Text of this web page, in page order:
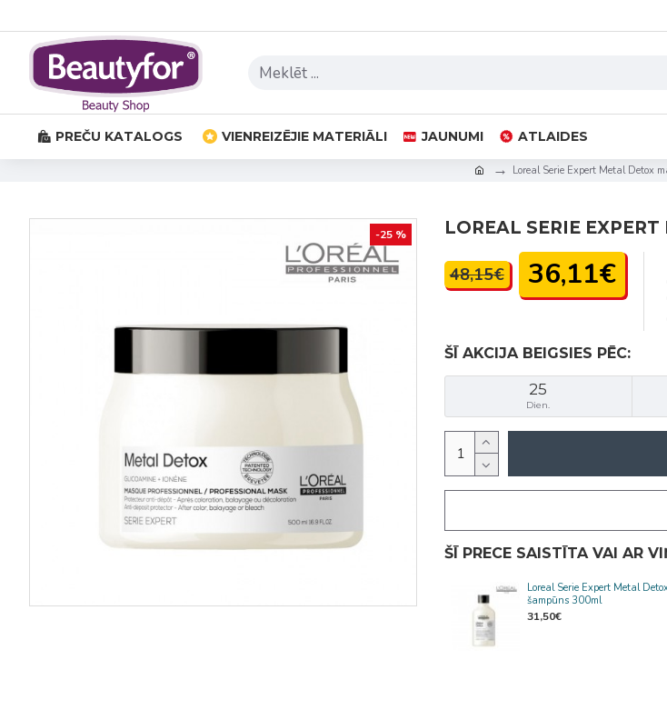
PREČU KATALOGS VIENREIZĒJIE MATERIĀLI JAUNUMI ATLAIDES
Loreal Serie Expert Metal Detox
-25 % LOREAL SERIE
ŠĪ AKCIJA BEIGSIES PĒC:
25
Dien.
48,15€ 36,11€
ŠĪ PRECE SAISTĪTA VAI AR
Loreal Serie Expert Metal
šampūns 300ml
31,50€